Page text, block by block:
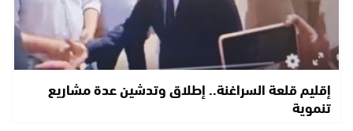
إقليم قلعة السراغنة.. إطلاق وتدشين عدة مشاريع
تنموية